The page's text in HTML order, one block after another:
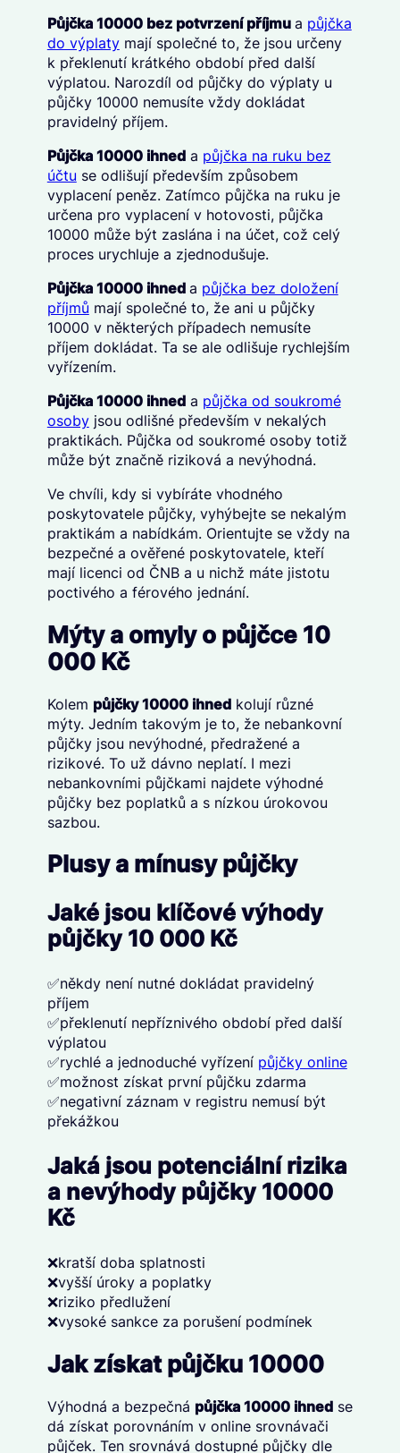
Půjčka 10000 bez potvrzení příjmu a půjčka
do výplatymají společné to, že jsou určeny
k překlenutí krátkého období před další
výplatou. Narozdíl od půjčky do výplaty u
půjčky 10000 nemusíte vždy dokládat
pravidelný příjem.
Půjčka 10000 ihneda půjčka na ruku bez
účtu se odlišují především způsobem
vyplacení peněz. Zatímco půjčka na ruku je
určena pro vyplacení v hotovosti, půjčka
10000 může být zaslána i na účet, což celý
proces urychluje a zjednodušuje.
Půjčka 10000 ihned a půjčka bez doložení
příjmů mají společné to, že ani u půjčky
10000 v některých případech nemusíte
příjem dokládat. Ta se ale odlišuje rychlejším
vyřízením.
Půjčka 10000 ihneda půjčka od soukromé
osobyjsou odlišné především v nekalých
praktikách. Půjčka od soukromé osoby totiž
může být značně riziková a nevýhodná.
Ve chvíli, kdy si vybíráte vhodného
poskytovatele půjčky, vyhýbejte se nekalým
praktikám a nabídkám. Orientujte se vždy na
bezpečné a ověřené poskytovatele, kteří
mají licenci od ČNB a u nichž máte jistotu
poctivého a férového jednání.
Mýty a omyly o půjčce 10
000 Kč
Kolem půjčky 10000 ihnedkolují různé
mýty. Jedním takovým je to, že nebankovní
půjčky jsou nevýhodné, předražené a
rizikové. To už dávno neplatí. I mezi
nebankovními půjčkami najdete výhodné
půjčky bez poplatků a s nízkou úrokovou
sazbou.
Plusy a mínusy půjčky
Jaké jsou klíčové výhody
půjčky 10 000 Kč
✅někdy není nutné dokládat pravidelný
příjem
✅překlenutí nepříznivého období před další
výplatou
✅rychlé a jednoduché vyřízení půjčky online
✅možnost získat první půjčku zdarma
✅negativní záznam v registru nemusí být
překážkou
Jaká jsou potenciální rizika
a nevýhody půjčky 10000
Kč
❌kratší doba splatnosti
❌vyšší úroky a poplatky
❌riziko předlužení
❌vysoké sankce za porušení podmínek
Jak získat půjčku 10000
Výhodná a bezpečná půjčka 10000 ihnedse
dá získat porovnáním v online srovnávači
půjček. Ten srovnává dostupné půjčky dle